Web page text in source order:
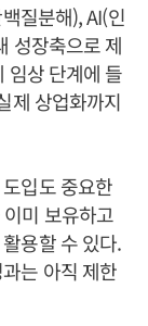
질분해), AI(인
성장축으로 제
임상 단계에 들
제 상업화까지
입도 중요한
미 보유하고
용할 수 있다.
는 아직 제한